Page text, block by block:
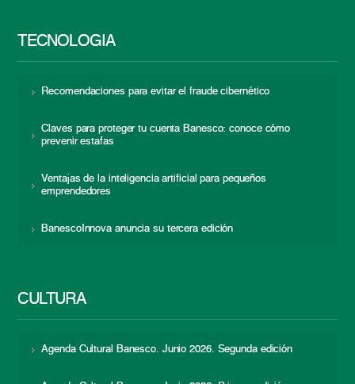
TECNOLOGÍA
Recomendaciones para evitar el fraude cibernético
Claves para proteger tu cuenta Banesco: conoce cómo
prevenir estafas
Ventajas de la inteligencia artificial para pequeños
emprendedores
BanescoInnova anuncia su tercera edición
CULTURA
Agenda Cultural Banesco. Junio 2026. Segunda edición